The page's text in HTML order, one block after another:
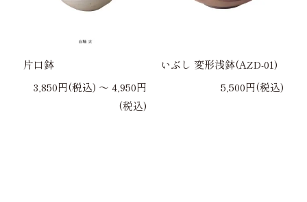
片口鉢
3,850円(税込) 〜 4,950円
(税込)
いぶし 変形浅鉢(AZD-01)
5,500円(税込)